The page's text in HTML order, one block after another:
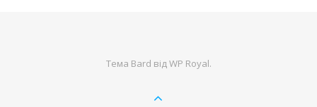
Тема Bard відWP Royal.